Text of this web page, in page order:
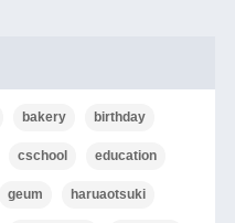
bakery birthday
cschool education
geum haruaotsuki